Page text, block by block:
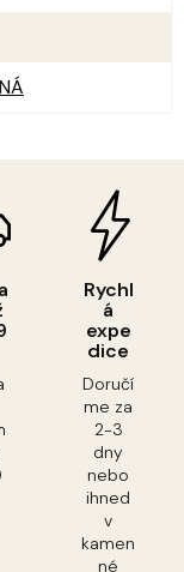
Rychl
á
expe
dice
Doručí
me za
2-3
dny
nebo
ihned
v
kamen
né